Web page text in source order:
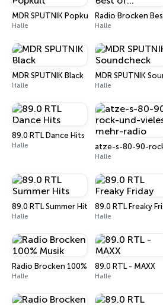
MDR SPUTNIK Popkult
Halle
Radio Brocken
Halle
MDR SPUTNIK Black
Halle
MDR SPUTNIK
Halle
89.0 RTL Dance Hits
Halle atze-s-80-90-
Halle
89.0 RTL Summer Hits
Halle
89.0 RTL Freaky
Halle
Radio Brocken 100% Musik
Halle
89.0 RTL - MAXX
Halle